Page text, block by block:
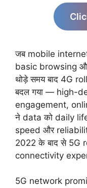
जब mobile
basic browsing
थोड़े समय बाद 4G
बदल गया — high-
engagement,
ने data को daily life
speed और
2022 के बाद से 5G
connectivity
5G network